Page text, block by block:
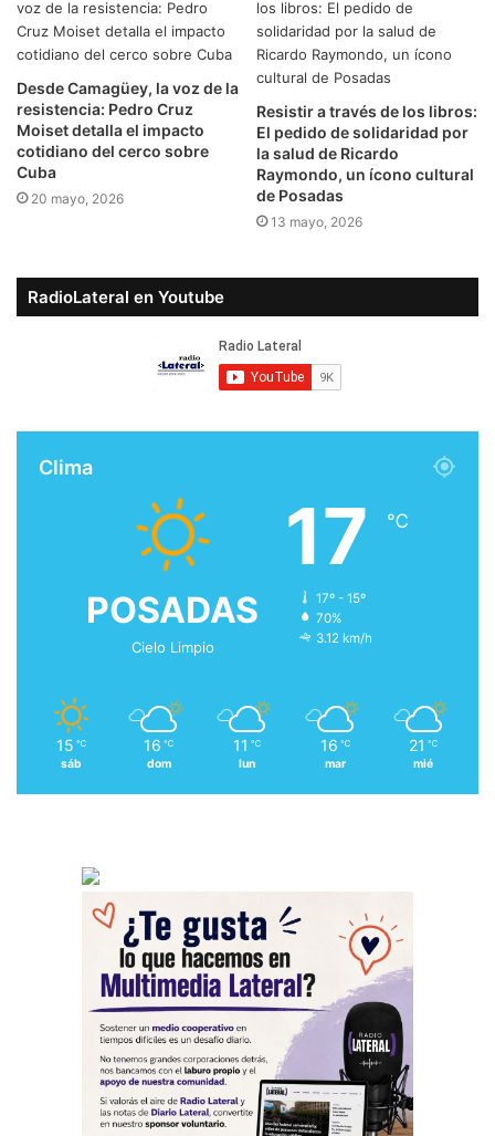
Desde Camagüey, la voz de la
resistencia: Pedro Cruz
Moiset detalla el impacto
cotidiano del cerco sobre
Cuba
20 mayo, 2026
Resistir a través de los libros:
El pedido de solidaridad por
la salud de Ricardo
Raymondo, un ícono cultural
de Posadas
13 mayo, 2026
RadioLateral en Youtube
Clima
POSADAS
Cielo Limpio
17 ℃
17º - 15º
70%
3.12 km/h
15 ℃
sáb
16 ℃
dom
11 ℃
lun
16 ℃
mar
21 ℃
mié